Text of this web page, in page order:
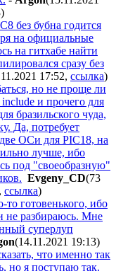
)
без бубна годится
на официальные
на гитхабе найти
сразу без
17:52, ссылка)
но не проще ли
и прочего для
бразильского чуда,
Да, потребует
ОСи для PIC18, на
лучше, ибо
под "своеобразную"
Evgeny_CD(73
, ссылка)
то готовенького, ибо
не разбираюсь. Мне
суперлуп
(14.11.2021 19:13)
что именно так
но я поступаю так.